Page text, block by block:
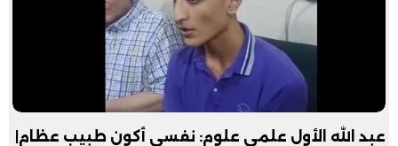
عبد الله الأول علمي علوم: نفسي أكون طبيب عظام|